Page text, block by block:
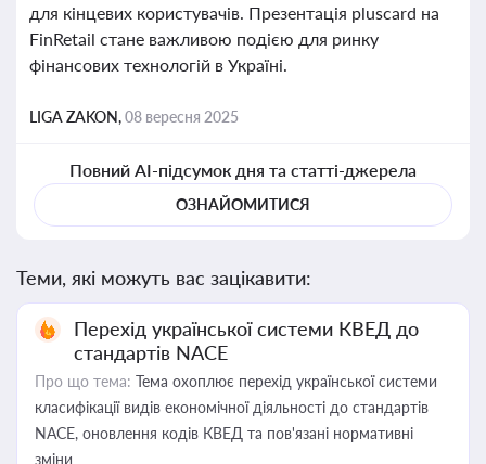
для кінцевих користувачів. Презентація pluscard на
FinRetail стане важливою подією для ринку
фінансових технологій в Україні.
LIGA ZAKON,08 вересня 2025
Повний AI-підсумок дня та статті-джерела
ОЗНАЙОМИТИСЯ
Теми, які можуть вас зацікавити:
Перехід української системи КВЕД до
стандартів NACE
Про що тема: Тема охоплює перехід української системи
класифікації видів економічної діяльності до стандартів
NACE, оновлення кодів КВЕД та пов'язані нормативні
зміни